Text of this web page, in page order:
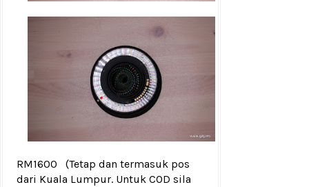
RM1600
(Tetap dan termasuk pos
dari Kuala Lumpur. Untuk COD sila